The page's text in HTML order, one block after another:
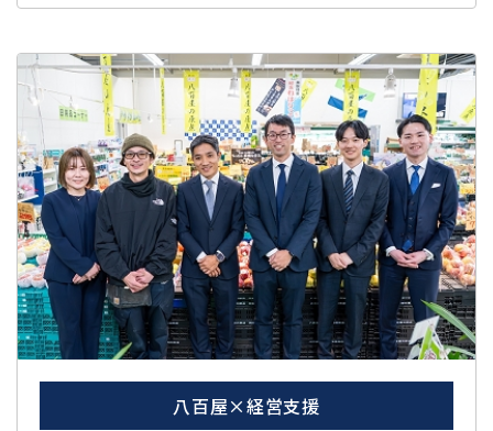
八百屋×経営支援